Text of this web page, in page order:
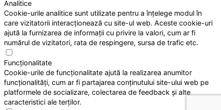
Analitice
Cookie-urile analitice sunt utilizate pentru a înțelege modul în
care vizitatorii interacționează cu site-ul web. Aceste cookie-uri
ajută la furnizarea de informații cu privire la valori, cum ar fi
numărul de vizitatori, rata de respingere, sursa de trafic etc.
Funcționalitate
Cookie-urile de funcționalitate ajută la realizarea anumitor
funcționalități, cum ar fi partajarea conținutului site-ului web pe
platformele de socializare, colectarea de feedback și alte
caracteristici ale terților.